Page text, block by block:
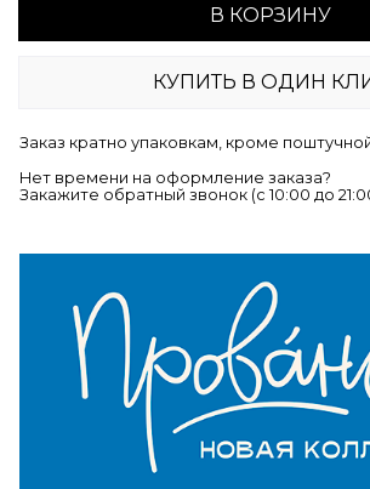
В КОРЗИНУ
КУПИТЬ В ОДИН
Заказ кратно упаковкам, кроме
Нет времени на оформление заказа?
Закажите обратный звонок (c 10:00 до